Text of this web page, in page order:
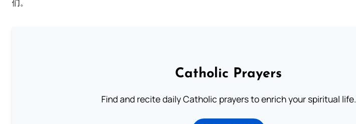
们。
Catholic Prayers
Find and recite daily Catholic prayers to enrich your spiritual life.